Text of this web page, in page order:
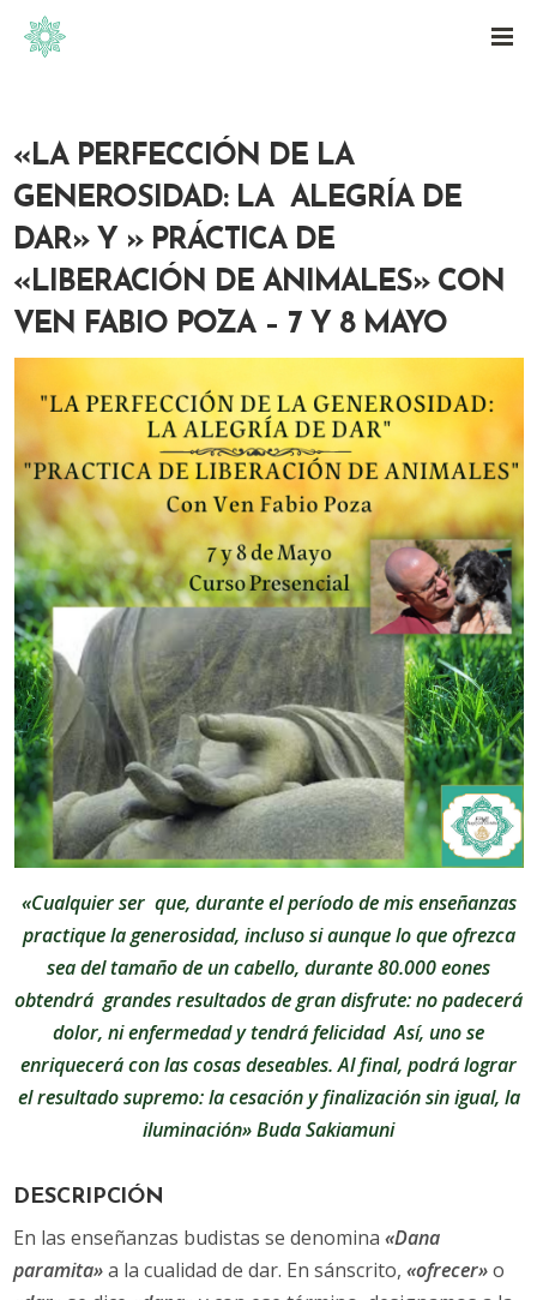
«LA PERFECCIÓN DE LA
GENEROSIDAD: LA ALEGRÍA DE
DAR» Y » PRÁCTICA DE
«LIBERACIÓN DE ANIMALES» CON
VEN FABIO POZA – 7 Y 8 MAYO
«Cualquier ser que, durante el período de mis enseñanzas
practique la generosidad, incluso si aunque lo que ofrezca
sea del tamaño de un cabello, durante 80.000 eones
obtendrá grandes resultados de gran disfrute: no padecerá
dolor, ni enfermedad y tendrá felicidad Así, uno se
enriquecerá con las cosas deseables. Al final, podrá lograr
el resultado supremo: la cesación y finalización sin igual, la
iluminación» Buda Sakiamuni
DESCRIPCIÓN
En las enseñanzas budistas se denomina«Dana
paramita»a la cualidad de dar. En sánscrito,«ofrecer»o